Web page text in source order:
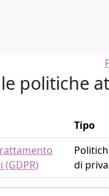
politiche
Tipo
di